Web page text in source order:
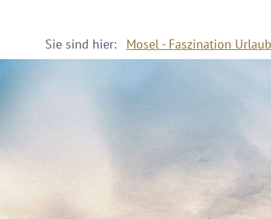
Sie sind hier: Mosel - Faszination Urlaub